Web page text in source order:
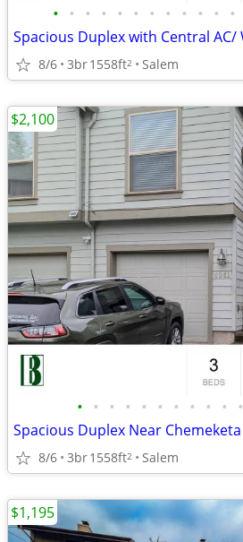
• • • • • • • • • • • •
8/6 3br1558ft2 Salem
• • • • • • • • • • •
Spacious Duplex Near Chemeketa
8/6 3br1558ft2 Salem
$2,100
$1,195